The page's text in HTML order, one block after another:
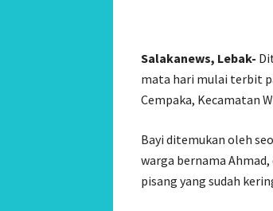
Salakanews, Lebak-
mata hari mulai terbit
Cempaka, Kecamatan
Bayi ditemukan oleh
warga bernama
pisang yang sudah